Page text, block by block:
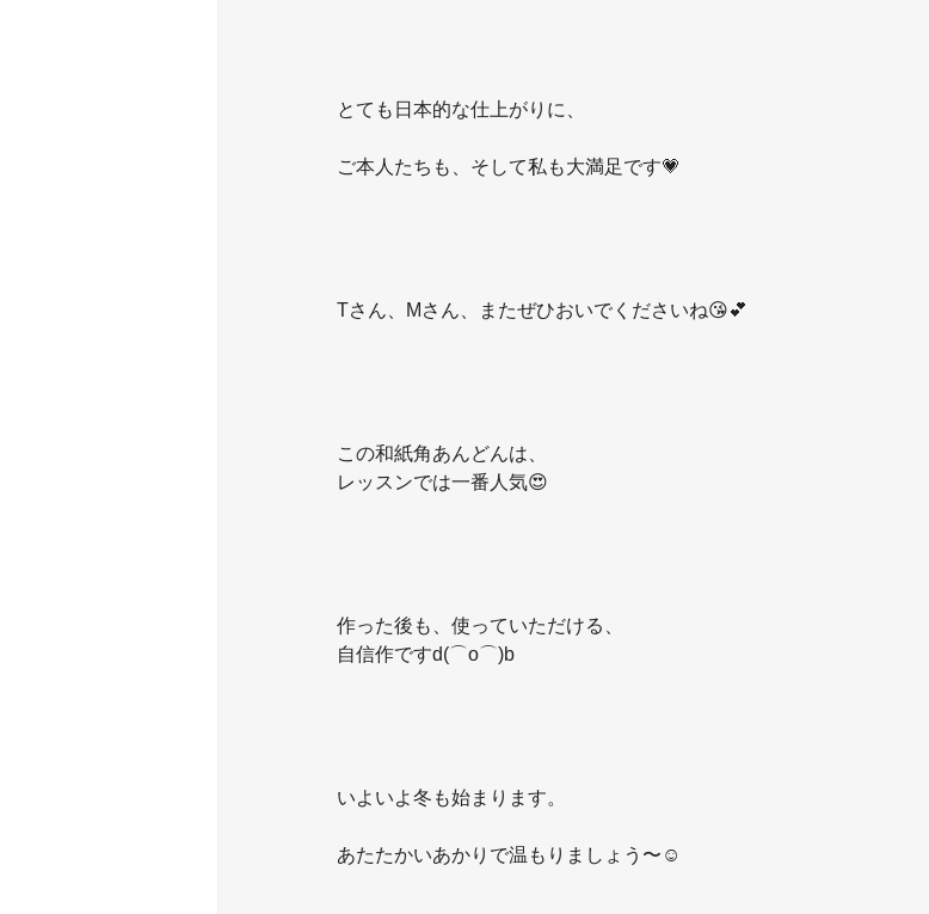
とても日本的な仕上がりに、
ご本人たちも、そして私も大満足です💗
Tさん、Mさん、またぜひおいでくださいね😘💕
この和紙角あんどんは、
レッスンでは一番人気😍
作った後も、使っていただける、
自信作ですd(⌒o⌒)b
いよいよ冬も始まります。
あたたかいあかりで温もりましょう〜☺️